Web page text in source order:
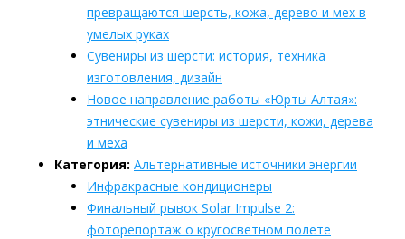
превращаются шерсть, кожа, дерево и мех в
умелых руках
Сувениры из шерсти: история, техника
изготовления, дизайн
Новое направление работы «Юрты Алтая»:
этнические сувениры из шерсти, кожи, дерева
и меха
Категория: Альтернативные источники энергии
Инфракрасные кондиционеры
Финальный рывок Solar Impulse 2:
фоторепортаж о кругосветном полете